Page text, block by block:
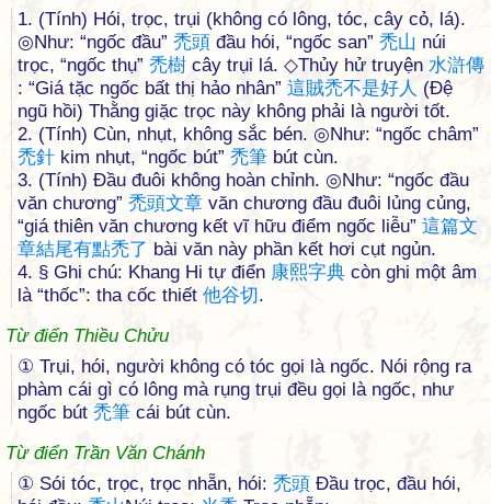
1. (Tính) Hói, trọc, trụi (không có lông, tóc, cây cỏ, lá).
◎Như: “ngốc đầu” 禿頭 đầu hói, “ngốc san” 禿山 núi
trọc, “ngốc thụ” 禿樹 cây trụi lá. ◇Thủy hử truyện 水滸傳
: “Giá tặc ngốc bất thị hảo nhân” 這賊禿不是好人 (Đệ
ngũ hồi) Thằng giặc trọc này không phải là người tốt.
2. (Tính) Cùn, nhụt, không sắc bén. ◎Như: “ngốc châm”
禿針 kim nhụt, “ngốc bút” 禿筆 bút cùn.
3. (Tính) Đầu đuôi không hoàn chỉnh. ◎Như: “ngốc đầu
văn chương” 禿頭文章 văn chương đầu đuôi lủng củng,
“giá thiên văn chương kết vĩ hữu điểm ngốc liễu” 這篇文
章結尾有點禿了 bài văn này phần kết hơi cụt ngủn.
4. § Ghi chú: Khang Hi tự điển 康熙字典 còn ghi một âm
là “thốc”: tha cốc thiết 他谷切.
Từ điển Thiều Chửu
① Trụi, hói, người không có tóc gọi là ngốc. Nói rộng ra
phàm cái gì có lông mà rụng trụi đều gọi là ngốc, như
ngốc bút 禿筆 cái bút cùn.
Từ điển Trần Văn Chánh
① Sói tóc, trọc, trọc nhẵn, hói: 禿頭 Đầu trọc, đầu hói,